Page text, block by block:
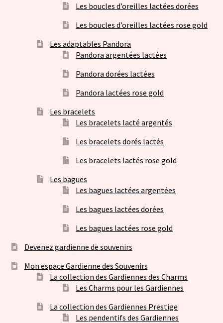
Les boucles d’oreilles lactées dorées
Les boucles d’oreilles lactées rose gold
Les adaptables Pandora
Pandora argentées lactées
Pandora dorées lactées
Pandora lactées rose gold
Les bracelets
Les bracelets lacté argentés
Les bracelets dorés lactés
Les bracelets lactés rose gold
Les bagues
Les bagues lactées argentées
Les bagues lactées dorées
Les bagues lactées rose gold
Devenez gardienne de souvenirs
Mon espace Gardienne des Souvenirs
La collection des Gardiennes des Charms
Les Charms pour les Gardiennes
La collection des Gardiennes Prestige
Les pendentifs des Gardiennes